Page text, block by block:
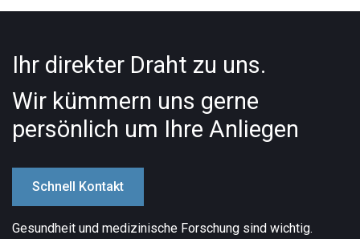
Ihr direkter Draht zu uns.
Wir kümmern uns gerne
persönlich um Ihre Anliegen
Schnell Kontakt
Gesundheit und medizinische Forschung sind wichtig.